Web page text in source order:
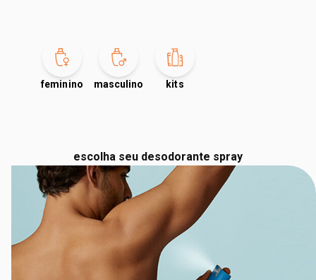
feminino masculino kits
escolha seu desodorante spray